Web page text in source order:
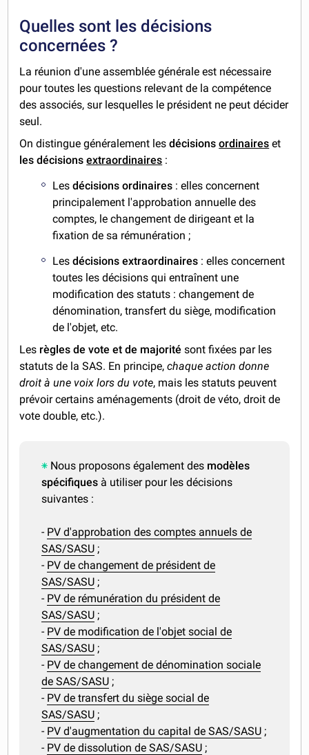
Quelles sont les décisions
concernées ?
La réunion d'une assemblée générale est nécessaire
pour toutes les questions relevant de la compétence
des associés, sur lesquelles le président ne peut décider
seul.
On distingue généralement lesdécisionsordinaires et
les décisionsextraordinaires :
Lesdécisions ordinaires : elles concernent
principalement l'approbation annuelle des
comptes, le changement de dirigeant et la
fixation de sa rémunération ;
Lesdécisions extraordinaires : elles concernent
toutes les décisions qui entraînent une
modification des statuts : changement de
dénomination, transfert du siège, modification
de l'objet, etc.
Les règles de vote et de majorité sont fixées par les
statuts de la SAS. En principe,chaque action donne
droit à une voix lors du vote, mais les statuts peuvent
prévoir certains aménagements (droit de véto, droit de
vote double, etc.).
Nous proposons également des modèles
spécifiques à utiliser pour les décisions
suivantes :
- PV d'approbation des comptes annuels de
SAS/SASU ;
- PV de changement de président de
SAS/SASU ;
- PV de rémunération du président de
SAS/SASU ;
- PV de modification de l'objet social de
SAS/SASU ;
- PV de changement de dénomination sociale
de SAS/SASU ;
- PV de transfert du siège social de
SAS/SASU ;
- PV d'augmentation du capital de SAS/SASU ;
- PV de dissolution de SAS/SASU ;